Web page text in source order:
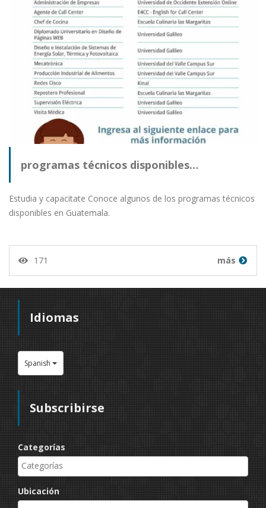
programas técnicos disponibles…
Estudia y capacitate Conoce algunos de los programas técnicos
disponibles en Guatemala.
171 más
Idiomas
Spanish
Subscribirse
Categorías
Ubicación